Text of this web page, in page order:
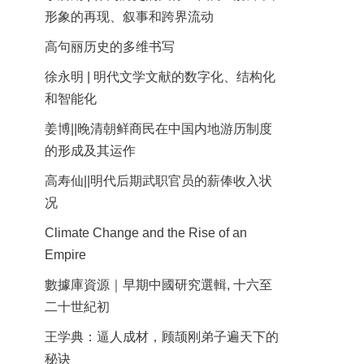
形象的再现、叙事和跨界流动
高句丽历史的多维书写
徐永明 | 明代文学文献的数字化、结构化
和智能化
姜博||晚清朝鲜商民在中国内地游历制度
的形成及其运作
高寿仙||明代后期武职官员的薪俸收入状
况
Climate Change and the Rise of an
Empire
數據庫資源｜早期中國研究選輯, 十六至
二十世紀初
王学典：逼人成材，顾颉刚弟子遍天下的
秘诀